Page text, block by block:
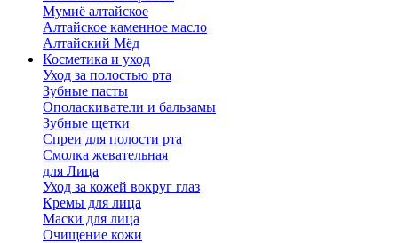
Мумиё алтайское
Алтайское каменное масло
Алтайский Мёд
Косметика и уход
Уход за полостью рта
Зубные пасты
Ополаскиватели и бальзамы
Зубные щетки
Спреи для полости рта
Смолка жевательная
для Лица
Уход за кожей вокруг глаз
Кремы для лица
Маски для лица
Очищение кожи